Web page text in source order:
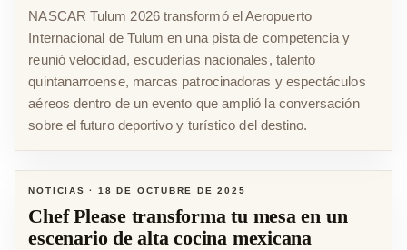
NASCAR Tulum 2026 transformó el Aeropuerto
Internacional de Tulum en una pista de competencia y
reunió velocidad, escuderías nacionales, talento
quintanarroense, marcas patrocinadoras y espectáculos
aéreos dentro de un evento que amplió la conversación
sobre el futuro deportivo y turístico del destino.
NOTICIAS ·18 DE OCTUBRE DE 2025
Chef Please transforma tu mesa en un
escenario de alta cocina mexicana